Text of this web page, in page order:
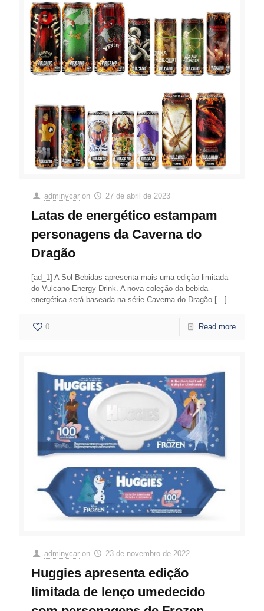
adminycar on 27 de abril de 2023
Latas de energético estampam
personagens da Caverna do
Dragão
[ad_1] A Sol Bebidas apresenta mais uma edição limitada
do Vulcano Energy Drink. A nova coleção da bebida
energética será baseada na série Caverna do Dragão […]
0 Read more
adminycar on 23 de novembro de 2022
Huggies apresenta edição
limitada de lenço umedecido